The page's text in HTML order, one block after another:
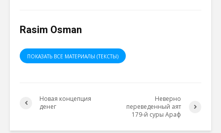
Rasim Osman
ПОКАЗАТЬ ВСЕ МАТЕРИАЛЫ (ТЕКСТЫ)
Новая концепция
денег
Неверно
переведенный аят
179-й суры Араф